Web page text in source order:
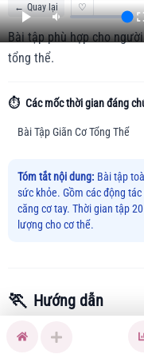
← Quay lại ♡
Bài tập phù hợp cho
tổng thể.
⏱️ Các mốc thời gian đáng
Bài Tập Giãn Cơ Tổng Thể
Tóm tắt nội dung: Bài tập
sức khỏe. Gồm các động
căng cơ tay. Thời gian tập
lượng cho cơ thể.
🏃 Hướng dẫn